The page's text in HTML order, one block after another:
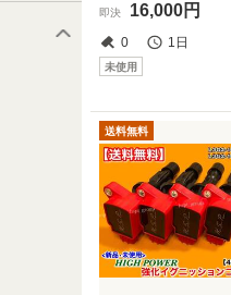
即決 16,000円
0 1日
未使用
送料無料